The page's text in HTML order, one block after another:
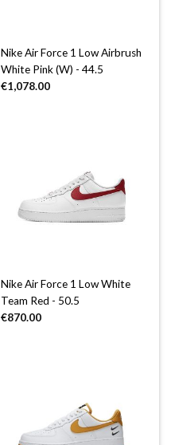
Nike Air Force 1 Low Airbrush
White Pink (W) - 44.5
€1,078.00
Nike Air Force 1 Low White
Team Red - 50.5
€870.00